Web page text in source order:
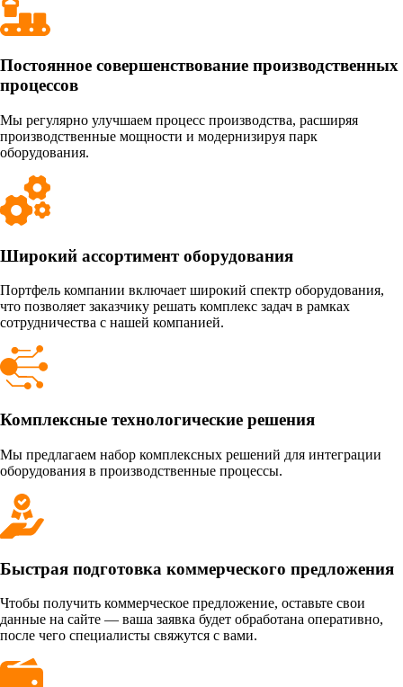
Постоянное совершенствование производственных
процессов
Мы регулярно улучшаем процесс производства, расширяя
производственные мощности и модернизируя парк
оборудования.
Широкий ассортимент оборудования
Портфель компании включает широкий спектр оборудования,
что позволяет заказчику решать комплекс задач в рамках
сотрудничества с нашей компанией.
Комплексные технологические решения
Мы предлагаем набор комплексных решений для интеграции
оборудования в производственные процессы.
Быстрая подготовка коммерческого предложения
Чтобы получить коммерческое предложение, оставьте свои
данные на сайте — ваша заявка будет обработана оперативно,
после чего специалисты свяжутся с вами.